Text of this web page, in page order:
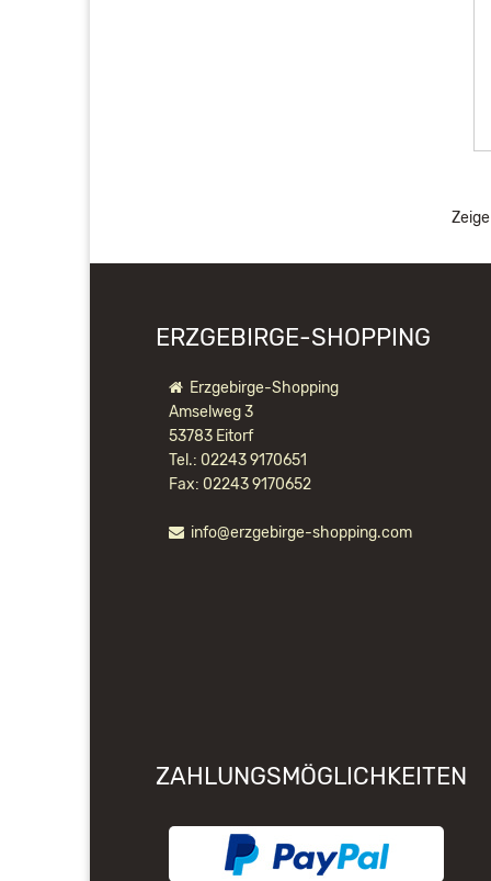
ERZGEBIRGE-SHOPPING
Erzgebirge-Shopping
Amselweg 3
53783 Eitorf
Tel.: 02243 9170651
Fax: 02243 9170652
info@erzgebirge-shopping.com
ZAHLUNGSMÖGLICHKEITEN